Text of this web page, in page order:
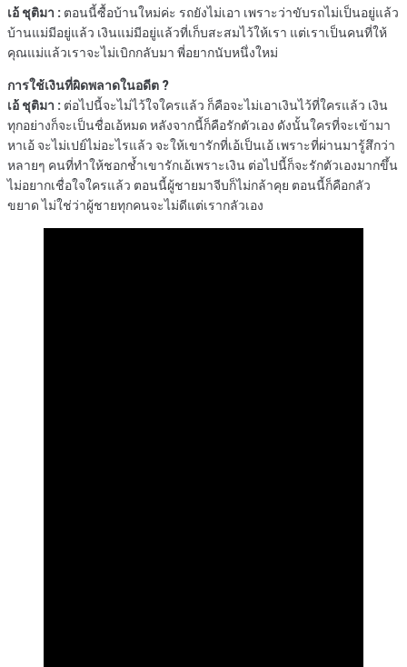
เอ้ ชุติมา : ตอนนี้ซื้อบ้านใหม่ค่ะ รถยังไม่เอา เพราะว่าขับรถไม่เป็นอยู่แล้ว
บ้านแม่มีอยู่แล้ว เงินแม่มีอยู่แล้วที่เก็บสะสมไว้ให้เรา แต่เราเป็นคนที่ให้
คุณแม่แล้วเราจะไม่เบิกกลับมา พี่อยากนับหนึ่งใหม่
การใช้เงินที่ผิดพลาดในอดีต ?
เอ้ ชุติมา : ต่อไปนี้จะไม่ไว้ใจใครแล้ว ก็คือจะไม่เอาเงินไว้ที่ใครแล้ว เงิน
ทุกอย่างก็จะเป็นชื่อเอ้หมด หลังจากนี้ก็คือรักตัวเอง ดังนั้นใครที่จะเข้ามา
หาเอ้ จะไม่เปย์ไม่อะไรแล้ว จะให้เขารักที่เอ้เป็นเอ้ เพราะที่ผ่านมารู้สึกว่า
หลายๆ คนที่ทำให้ชอกช้ำเขารักเอ้เพราะเงิน ต่อไปนี้ก็จะรักตัวเองมากขึ้น
ไม่อยากเชื่อใจใครแล้ว ตอนนี้ผู้ชายมาจีบก็ไม่กล้าคุย ตอนนี้ก็คือกลัว
ขยาด ไม่ใช่ว่าผู้ชายทุกคนจะไม่ดีแต่เรากลัวเอง